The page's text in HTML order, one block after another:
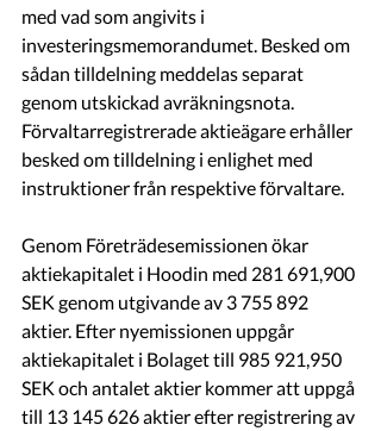
med vad som angivits i
investeringsmemorandumet. Besked om
sådan tilldelning meddelas separat
genom utskickad avräkningsnota.
Förvaltarregistrerade aktieägare erhåller
besked om tilldelning i enlighet med
instruktioner från respektive förvaltare.
Genom Företrädesemissionen ökar
aktiekapitalet i Hoodin med 281 691,900
SEK genom utgivande av 3 755 892
aktier. Efter nyemissionen uppgår
aktiekapitalet i Bolaget till 985 921,950
SEK och antalet aktier kommer att uppgå
till 13 145 626 aktier efter registrering av